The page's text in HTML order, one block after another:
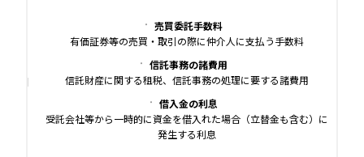
売買委託手数料
有価証券等の売買・取引の際に仲介人に支払う手数料
信託事務の諸費用
信託財産に関する租税、信託事務の処理に要する諸費用
借入金の利息
受託会社等から一時的に資金を借入れた場合（立替金も含む）に
発生する利息